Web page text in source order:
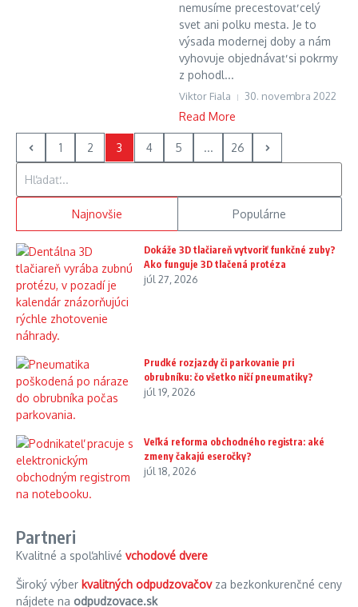
nemusíme precestovať celý
svet ani polku mesta. Je to
výsada modernej doby a nám
vyhovuje objednávať si pokrmy
z pohodl...
Viktor Fiala 30. novembra 2022
Read More
1 2 3 4 5 ...
26
Najnovšie Populárne
Dokáže 3D tlačiareň vytvoriť funkčné zuby?
Ako funguje 3D tlačená protéza
júl 27, 2026
Prudké rozjazdy či parkovanie pri
obrubníku: čo všetko ničí pneumatiky?
júl 19, 2026
Veľká reforma obchodného registra: aké
zmeny čakajú eseročky?
júl 18, 2026
Partneri
Kvalitné a spoľahlivé vchodové dvere
Široký výber kvalitných odpudzovačovza bezkonkurenčné ceny
nájdete na odpudzovace.sk